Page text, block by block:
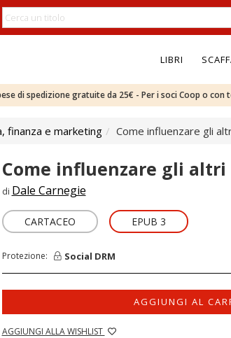
LIBRI
di spedizione gratuite da 25€ - Per i soci Coop o
finanza e marketing Come influenzare gli
Come influenzare gli
di Dale Carnegie
CARTACEO EPUB 3
Protezione: Social DRM
AGGIUNGI AL
AGGIUNGI ALLA WISHLIST